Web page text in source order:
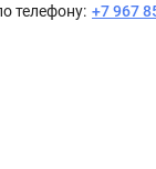
телефону: +7 967